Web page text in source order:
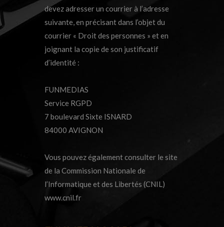
devez adresser un courrier à l’adresse
suivante, en précisant dans l’objet du
courrier « Droit des personnes » et en
joignant la copie de son justificatif
d’identité :
FUNMEDIAS
Service RGPD
7 boulevard Sixte ISNARD
84000 AVIGNON
Vous pouvez également consulter le site
de la Commission Nationale de
l’Informatique et des Libertés (CNIL)
www.cnil.fr